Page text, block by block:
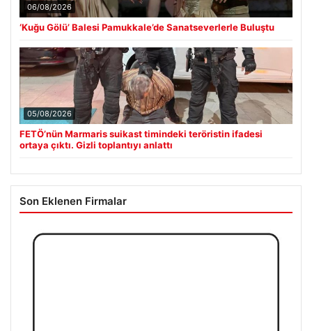
06/08/2026
‘Kuğu Gölü’ Balesi Pamukkale’de Sanatseverlerle Buluştu
05/08/2026
FETÖ’nün Marmaris suikast timindeki teröristin ifadesi
ortaya çıktı. Gizli toplantıyı anlattı
Son Eklenen Firmalar